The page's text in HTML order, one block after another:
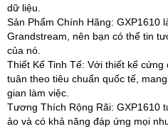
dữ liệu.
Sản Phẩm Chính Hãng: GXP1610
Grandstream, nên bạn có thể tin
của nó.
Thiết Kế Tinh Tế: Với thiết kế
tuân theo tiêu chuẩn quốc tế,
gian làm việc.
Tương Thích Rộng Rãi: GXP1610
ảo và có khả năng đáp ứng mọi